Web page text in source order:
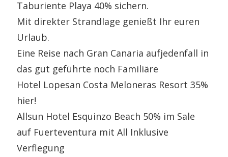
Taburiente Playa 40% sichern.
Mit direkter Strandlage genießt Ihr euren
Urlaub.
Eine Reise nach Gran Canaria aufjedenfall in
das gut geführte noch Familiäre
Hotel Lopesan Costa Meloneras Resort 35%
hier!
Allsun Hotel Esquinzo Beach 50% im Sale
auf Fuerteventura mit All Inklusive
Verflegung